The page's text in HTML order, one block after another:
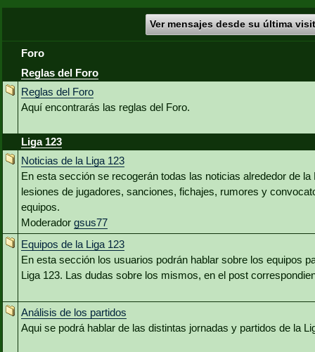
Ver mensajes desde su última
Foro
Reglas del Foro
Reglas del Foro
Aquí encontrarás las reglas del Foro.
Liga 123
Noticias de la Liga 123
En esta sección se recogerán todas las noticias alrededor de la
lesiones de jugadores, sanciones, fichajes, rumores y
equipos.
Moderador gsus77
Equipos de la Liga 123
En esta sección los usuarios podrán hablar sobre los equipos
Liga 123. Las dudas sobre los mismos, en el post
Análisis de los partidos
Aqui se podrá hablar de las distintas jornadas y partidos de la